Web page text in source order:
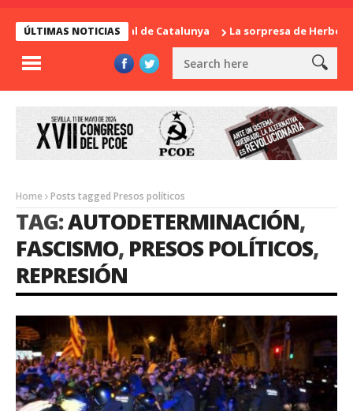
ÚLTIMAS NOTICIAS
Diada Nacional de Catalunya La sorpresa de Herbert
Home Posts tagged Presos políticos
TAG:AUTODETERMINACIÓN,
FASCISMO, PRESOS POLÍTICOS,
REPRESIÓN